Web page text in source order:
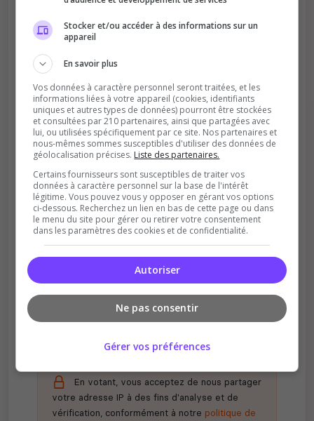
Votre vote aide le serveur à monter dans le
classement
Soutient la communauté
Plus de visibilité = plus de joueurs
Récompenses possibles
Certains serveurs offrent des bonus aux
votants
En votant, vous acceptez de nous partager
votre adresse IP à des fins d'analyse et de
vérification, conformément à notre politique de
Stocker et/ou accéder à des informations sur un
appareil
En savoir plus
Vos données à caractère personnel seront traitées, et les
informations liées à votre appareil (cookies, identifiants
uniques et autres types de données) pourront être stockées
et consultées par 210 partenaires, ainsi que partagées avec
lui, ou utilisées spécifiquement par ce site. Nos partenaires et
nous-mêmes sommes susceptibles d'utiliser des données de
géolocalisation précises. Liste des partenaires.
Certains fournisseurs sont susceptibles de traiter vos
données à caractère personnel sur la base de l'intérêt
légitime. Vous pouvez vous y opposer en gérant vos options
ci-dessous. Recherchez un lien en bas de cette page ou dans
le menu du site pour gérer ou retirer votre consentement
dans les paramètres des cookies et de confidentialité.
Autoriser
Ne pas consentir
Gérer vos préférences